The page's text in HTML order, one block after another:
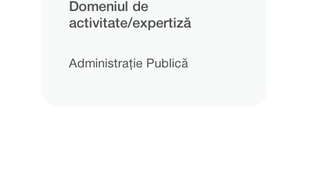
Domeniul de
activitate/expertizǎ
Administrație Publică